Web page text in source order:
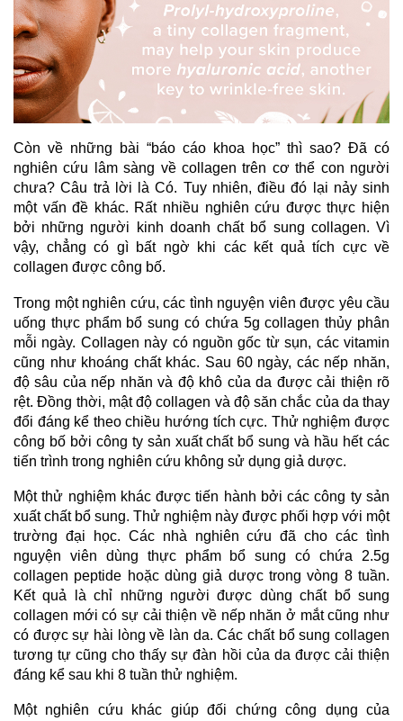
Còn về những bài “báo cáo khoa học” thì sao? Đã có
nghiên cứu lâm sàng về collagen trên cơ thể con người
chưa? Câu trả lời là Có. Tuy nhiên, điều đó lại nảy sinh
một vấn đề khác. Rất nhiều nghiên cứu được thực hiện
bởi những người kinh doanh chất bổ sung collagen. Vì
vậy, chẳng có gì bất ngờ khi các kết quả tích cực về
collagen được công bố.
Trong một nghiên cứu, các tình nguyện viên được yêu cầu
uống thực phẩm bổ sung có chứa 5g collagen thủy phân
mỗi ngày. Collagen này có nguồn gốc từ sụn, các vitamin
cũng như khoáng chất khác. Sau 60 ngày, các nếp nhăn,
độ sâu của nếp nhăn và độ khô của da được cải thiện rõ
rệt. Đồng thời, mật độ collagen và độ săn chắc của da thay
đổi đáng kể theo chiều hướng tích cực. Thử nghiệm được
công bố bởi công ty sản xuất chất bổ sung và hầu hết các
tiến trình trong nghiên cứu không sử dụng giả dược.
Một thử nghiệm khác được tiến hành bởi các công ty sản
xuất chất bổ sung. Thử nghiệm này được phối hợp với một
trường đại học. Các nhà nghiên cứu đã cho các tình
nguyện viên dùng thực phẩm bổ sung có chứa 2.5g
collagen peptide hoặc dùng giả dược trong vòng 8 tuần.
Kết quả là chỉ những người được dùng chất bổ sung
collagen mới có sự cải thiện về nếp nhăn ở mắt cũng như
có được sự hài lòng về làn da. Các chất bổ sung collagen
tương tự cũng cho thấy sự đàn hồi của da được cải thiện
đáng kể sau khi 8 tuần thử nghiệm.
Một nghiên cứu khác giúp đối chứng công dụng của